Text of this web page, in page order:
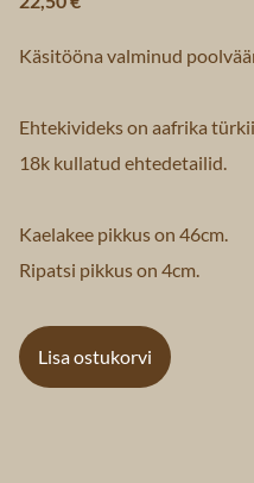
Käsitööna valminud
Ehtekivideks on aafrika
18k kullatud ehtedetailid.
Kaelakee pikkus on 46cm.
Ripatsi pikkus on 4cm.
Lisa ostukorvi